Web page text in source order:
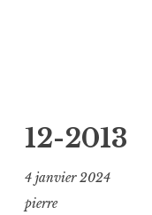
12-2013
4 janvier 2024
pierre